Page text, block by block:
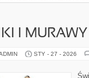
I
STY - 27 - 2026